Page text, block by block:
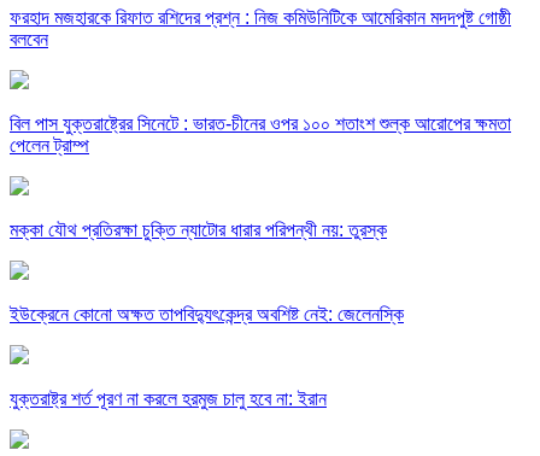
ফরহাদ মজহারকে রিফাত রশিদের প্রশ্ন : নিজ কমিউনিটিকে আমেরিকান মদদপুষ্ট গোষ্ঠী
বলবেন
বিল পাস যুক্তরাষ্ট্রের সিনেটে : ভারত-চীনের ওপর ১০০ শতাংশ শুল্ক আরোপের ক্ষমতা
পেলেন ট্রাম্প
মক্কা যৌথ প্রতিরক্ষা চুক্তি ন্যাটোর ধারার পরিপন্থী নয়: তুরস্ক
ইউক্রেনে কোনো অক্ষত তাপবিদ্যুৎকেন্দ্র অবশিষ্ট নেই: জেলেনস্কি
যুক্তরাষ্ট্র শর্ত পূরণ না করলে হরমুজ চালু হবে না: ইরান